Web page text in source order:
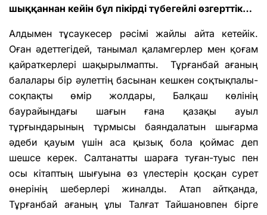
шыққаннан кейін бұл пікірді түбегейлі өзгерттік…
Алдымен тұсаукесер рәсімі жайлы айта кетейік.
Оған әдеттегідей, танымал қаламгерлер мен қоғам
қайраткерлері шақырылмапты. Тұрғанбай ағаның
балалары бір әулеттің басынан кешкен соқтықпалы-
соқпақты өмір жолдары, Балқаш көлінің
баурайындағы шағын ғана қазақы ауыл
тұрғындарының тұрмысы баяндалатын шығар­ма
әдеби қауым үшін аса қызық бола қоймас деп
шешсе керек. Салтанатты шараға ту­ған-туыс пен
осы кітаптың шы­ғуына өз үлестерін қосқан су­рет
өнерінің шеберлері жи­налды. Атап айтқанда,
Тұрғанбай ағаның ұлы Талғат Тайшановпен бірге